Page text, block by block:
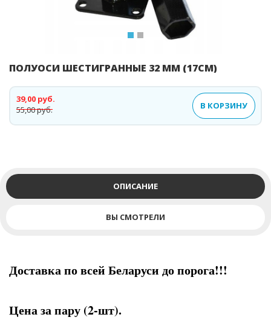
ПОЛУОСИ ШЕСТИГРАННЫЕ 32 ММ (17СМ)
55,00 руб.
39,00 руб.
В КОРЗИНУ
ОПИСАНИЕ
ВЫ СМОТРЕЛИ
Доставка по всей Беларуси до порога!!!
Цена за пару (2-шт).